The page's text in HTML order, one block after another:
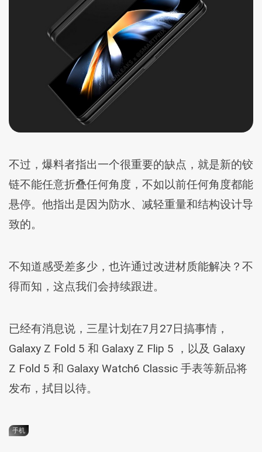
不过，爆料者指出一个很重要的缺点，就是新的铰
链不能任意折叠任何角度，不如以前任何角度都能
悬停。他指出是因为防水、减轻重量和结构设计导
致的。
不知道感受差多少，也许通过改进材质能解决？不
得而知，这点我们会持续跟进。
已经有消息说，三星计划在7月27日搞事情，
Galaxy Z Fold 5 和 Galaxy Z Flip 5 ，以及 Galaxy
Z Fold 5 和 Galaxy Watch6 Classic 手表等新品将
发布，拭目以待。
手机